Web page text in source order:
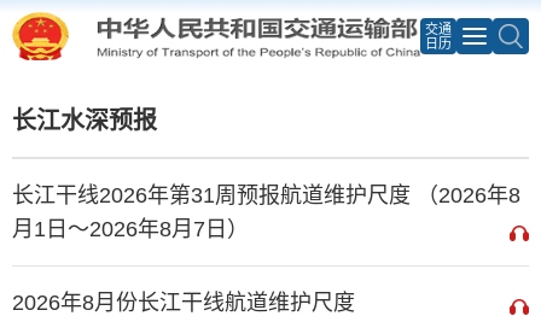
交通
日历
长江水深预报
长江干线2026年第31周预报航道维护尺度 （2026年8
月1日～2026年8月7日）
2026年8月份长江干线航道维护尺度